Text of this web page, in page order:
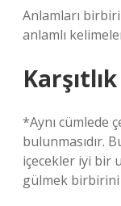
Anlamları
anlamlı
*Aynı cümlede
bulunmasıdır.
içecekler iyi bir
gülmek